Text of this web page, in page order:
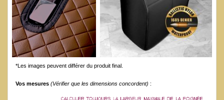
*Les images peuvent différer du produit final.
Vos mesures (Vérifier que les dimensions concordent) :